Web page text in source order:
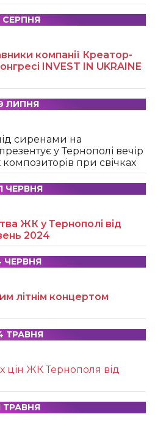
СЕРПНЯ
компанії Креатор-
INVEST IN UKRAINE
ЛИПНЯ
сиренами на
у Тернополі вечір
при свічках
ЧЕРВНЯ
ЖК у Тернополі від
2024
ЧЕРВНЯ
літнім концертом
ТРАВНЯ
цін ЖК Тернополя від
ТРАВНЯ